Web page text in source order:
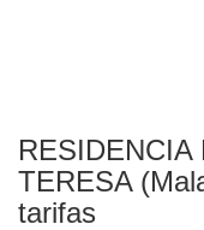
RESIDENCIA
TERESA
tarifas